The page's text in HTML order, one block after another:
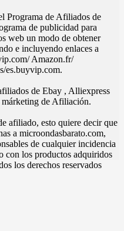
Programa de Afiliados de
de publicidad para
web un modo de obtener
e incluyendo enlaces a
Amazon.fr/
es.buyvip.com.
de Ebay , Alliexpress
márketing de Afiliación.
afiliado, esto quiere decir que
a microondasbarato.com,
de cualquier incidencia
con los productos adquiridos
los derechos reservados